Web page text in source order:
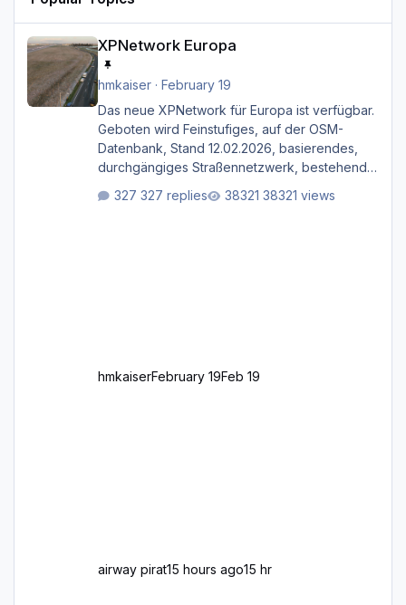
XPNetwork Europa
hmkaiser· February 19
Das neue XPNetwork für Europa ist verfügbar.
Geboten wird Feinstufiges, auf der OSM-
Datenbank, Stand 12.02.2026, basierendes,
durchgängiges Straßen­netzwerk, bestehend
sekundären, tertiären und sonstigen Straßen,
327 replies 38321 views
hmkaiserFebruary 19Feb 19
airway pirat15 hours ago15 hr